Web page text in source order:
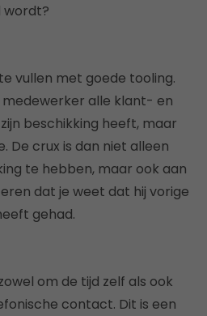
wordt?
vullen met goede tooling.
alle klant- en
beschikking heeft, maar
De crux is dan niet alleen
te hebben, maar ook aan
dat je weet dat hij vorige
gehad.
om de tijd zelf als ook
contact. Dit is een